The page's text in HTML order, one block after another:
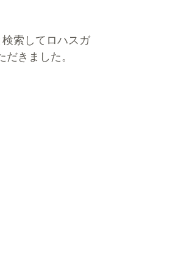
索してロハスガ
きました。